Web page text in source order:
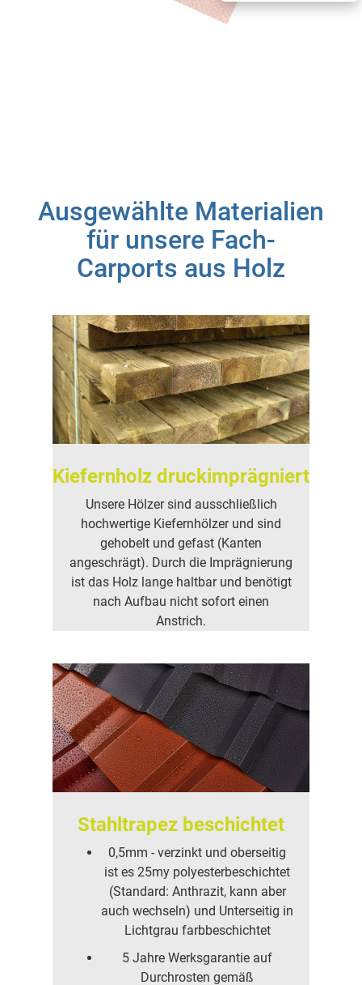
Ausgewählte Materialien
für unsere Fach-
Carports aus Holz
Kiefernholz druckimprägniert
Unsere Hölzer sind ausschließlich
hochwertige Kiefernhölzer und sind
gehobelt und gefast (Kanten
angeschrägt). Durch die Imprägnierung
ist das Holz lange haltbar und benötigt
nach Aufbau nicht sofort einen
Anstrich.
Stahltrapez beschichtet
0,5mm - verzinkt und oberseitig
ist es 25my polyesterbeschichtet
(Standard: Anthrazit, kann aber
auch wechseln) und Unterseitig in
Lichtgrau farbbeschichtet
5 Jahre Werksgarantie auf
Durchrosten gemäß